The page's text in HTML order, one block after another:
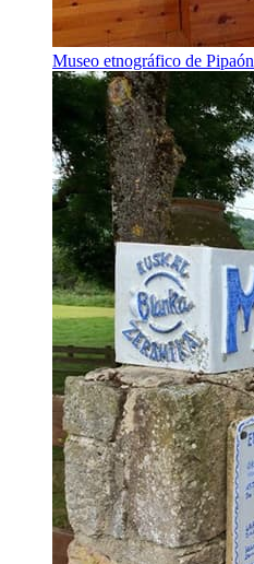
Museo etnográfico de Pipaón